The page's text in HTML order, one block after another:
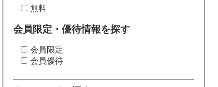
無料
会員限定・優待情報を探す
会員限定
会員優待